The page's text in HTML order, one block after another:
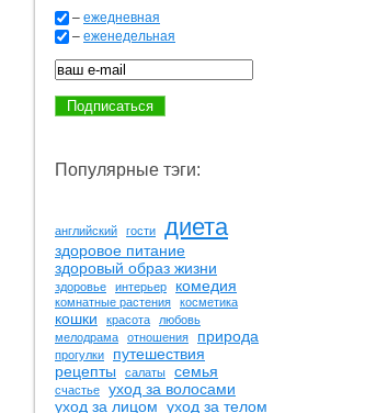
– ежедневная
– еженедельная
Популярные тэги:
английский гости диета
здоровое питание
здоровый образ жизни
здоровье интерьер комедия
комнатные растения косметика
кошки красота
любовь
мелодрама
отношения природа
прогулки
путешествия
рецепты
салаты семья
счастье
уход за волосами
уход за лицом уход за телом